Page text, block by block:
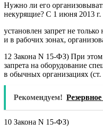
Нужно ли его
некурящие? С 1 июня 2013 г.
установлен запрет не
и в рабочих зонах,
12 Закона N 15-ФЗ) При
запрета на оборудование
в обычных организациях (ст.
Рекомендуем!
10 Закона N 15-ФЗ)